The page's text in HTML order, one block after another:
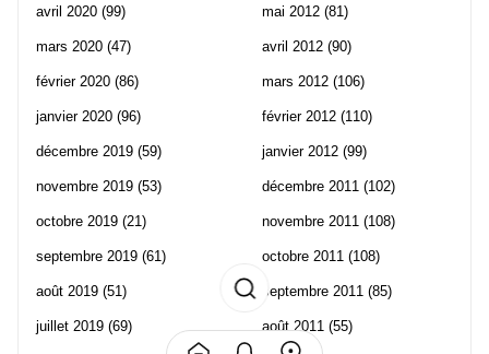
avril 2020 (99)
mars 2020 (47)
février 2020 (86)
janvier 2020 (96)
décembre 2019 (59)
novembre 2019 (53)
octobre 2019 (21)
septembre 2019 (61)
août 2019 (51)
juillet 2019 (69)
mai 2012 (81)
avril 2012 (90)
mars 2012 (106)
février 2012 (110)
janvier 2012 (99)
décembre 2011 (102)
novembre 2011 (108)
octobre 2011 (108)
septembre 2011 (85)
août 2011 (55)